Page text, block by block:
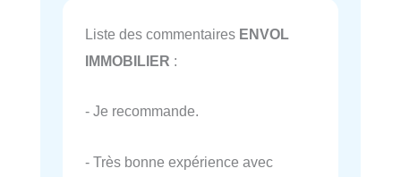
Liste des commentaires ENVOL
IMMOBILIER :
- Je recommande.
- Très bonne expérience avec